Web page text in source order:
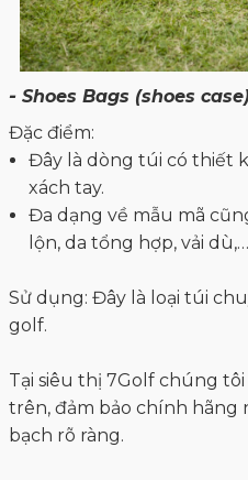
- Shoes Bags (shoes
Đặc điểm:
Đây là dòng túi có thiết
xách tay.
Đa dạng về mẫu mã
lộn, da tổng hợp, vải dù,…
Sử dụng: Đây là loại túi
golf.
Tại siêu thị 7Golf chúng
trên, đảm bảo chính hãng
bạch rõ ràng.